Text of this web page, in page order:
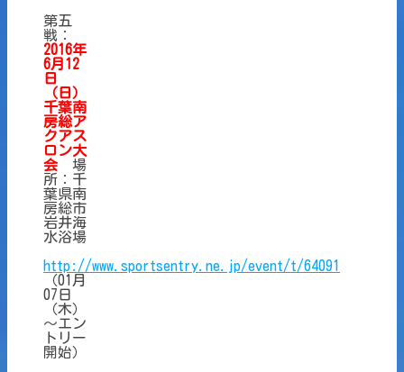
第五
戦：
2016年
6月12
日
（日）
千葉南
房総ア
クアス
ロン大
会 場
所：千
葉県南
房総市
岩井海
水浴場
http://www.sportsentry.ne.jp/event/t/64091
（01月
07日
（木）
～エン
トリー
開始）